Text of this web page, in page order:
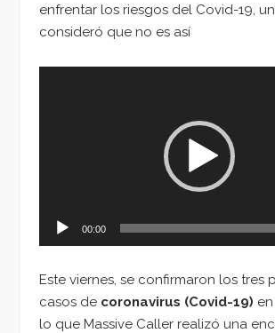
enfrentar los riesgos del Covid-19, un
consideró que no es así
00:00
Este viernes, se confirmaron los tres
casos de coronavirus (Covid-19)
lo que Massive Caller realizó una